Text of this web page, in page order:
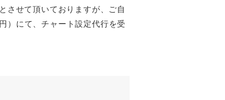
させて頂いておりますが、ご自
）にて、チャート設定代行を受